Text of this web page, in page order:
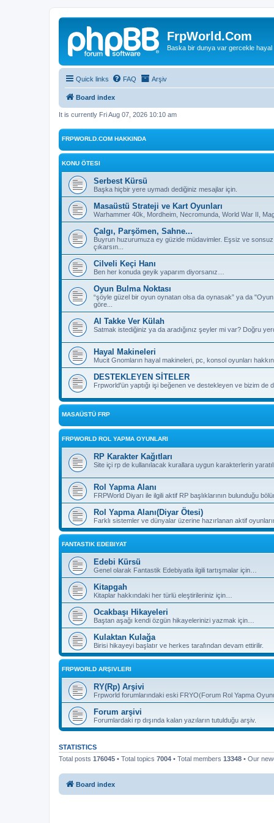
FrpWorld.Com
Baska bir dunya var gercekle hayal
Quick links FAQ Arşiv
Board index
It is currently Fri Aug 07, 2026 10:10 am
FRPWORLD.COM HAKKINDA
KONU ÖTESI
Serbest Kürsü
Başka hiçbir yere uymadı dediğiniz mesajlar için.
Masaüstü Strateji ve Kart Oyunları
Warhammer 40k, Mordheim, Necromunda, World War II,
Çalgı, Parşömen, Sahne...
Buyrun huzurumuza ey güzide müdavimler. Eşsiz ve sonsuz
çıkarsın...
Cilveli Keçi Hanı
Ben her konuda geyik yaparım diyorsanız…
Oyun Bulma Noktası
“şöyle güzel bir oyun oynatan olsa da oynasak” ya da
göre...
Al Takke Ver Külah
Satmak istediğiniz ya da aradığınız şeyler mi var? Doğru
Hayal Makineleri
Mucit Gnomların hayal makineleri, pc, konsol oyunları
DESTEKLEYEN SİTELER
Frpworld'ün yaptığı işi beğenen ve destekleyen ve bizim de
MASAÜSTÜ FRP
FRPWORLD ROL YAPMA OYUNLARI
RP Karakter Kağıtları
Site içi rp de kullanılacak kurallara uygun karakterlerin
Rol Yapma Alanı
FRPWorld Diyarı ile ilgili aktif RP başlıklarının bulunduğu
Rol Yapma Alanı(Diyar Ötesi)
Farklı sistemler ve dünyalar üzerine hazırlanan aktif
FANTASTIK EDEBIYAT
Edebi Kürsü
Genel olarak Fantastik Edebiyatla ilgili tartışmalar için…
Kitapgah
Kitaplar hakkındaki her türlü eleştirileriniz için…
Ocakbaşı Hikayeleri
Baştan aşağı kendi özgün hikayelerinizi yazmak için…
Kulaktan Kulağa
Birisi hikayeyi başlatır ve herkes tarafından devam ettirilir.
FRPWORLD ARŞIVLERI
RY(Rp) Arşivi
Frpworld forumlarındaki eski FRYO(Forum Rol Yapma
Forum arşivi
Forumlardaki rp dışında kalan yazıların tutulduğu arşiv.
STATISTICS
Total posts 176045 • Total topics 7004 • Total members 13348 • Our
Board index